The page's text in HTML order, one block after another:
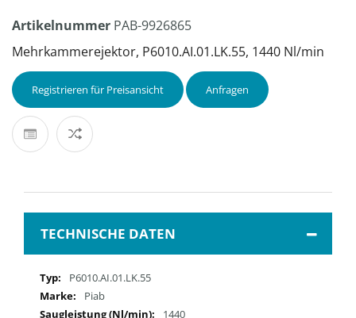
Artikelnummer PAB-9926865
Mehrkammerejektor, P6010.AI.01.LK.55, 1440 Nl/min
Registrieren für Preisansicht Anfragen
TECHNISCHE DATEN
Mehr
Informationen
P6010.AI.01.LK.55
Piab
1440